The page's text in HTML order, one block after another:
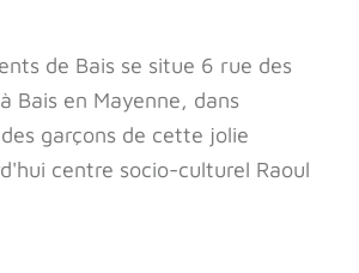
de Bais se situe 6 rue des
Bais en Mayenne, dans
garçons de cette jolie
centre socio-culturel Raoul